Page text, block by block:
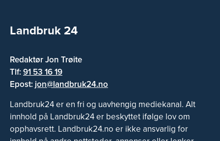
Landbruk 24
Redaktør Jon Trøite
Tlf:91 53 16 19
Epost: jon@landbruk24.no
Landbruk24 er en fri og uavhengig mediekanal. Alt
innhold på Landbruk24 er beskyttet ifølge lov om
opphavsrett. Landbruk24.no er ikke ansvarlig for